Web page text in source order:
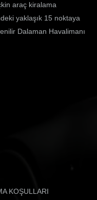
araç kiralama
yaklaşık 15 noktaya
Dalaman Havalimanı
KOŞULLARI